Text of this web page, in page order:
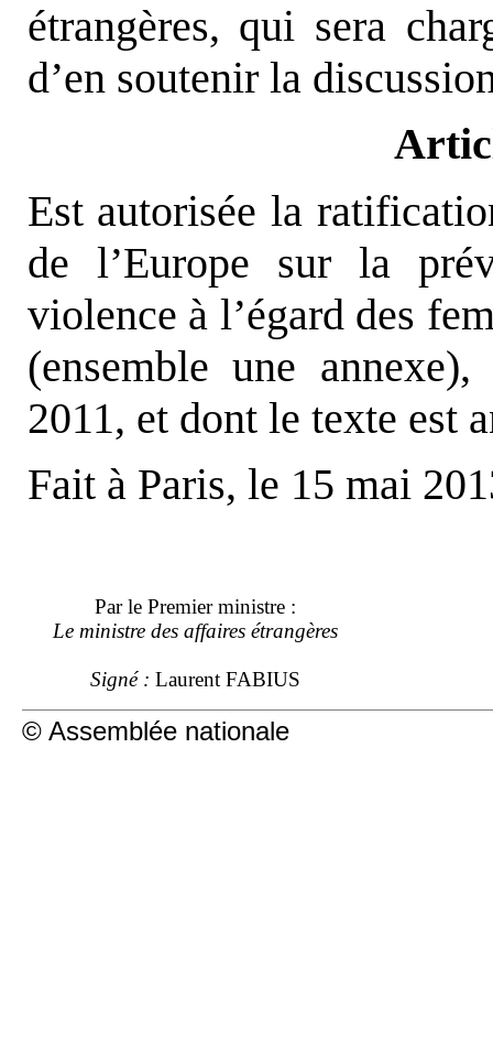
étrangères, qui sera
d’en soutenir la
Est autorisée la
de l’Europe sur la
violence à l’égard des
(ensemble une
2011, et dont le texte est
Fait à Paris, le 15 mai
Par le Premier ministre :
Le ministre des affaires étrangères
Signé : Laurent FABIUS
© Assemblée nationale